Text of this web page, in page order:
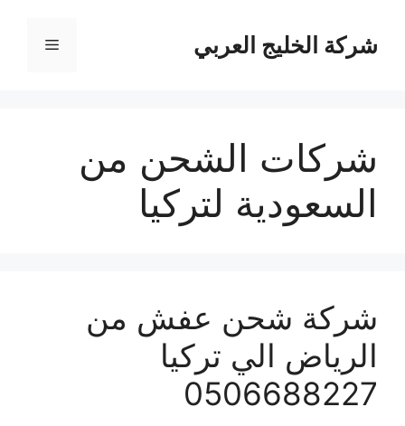
المحتوىشركة الخليج العربي القائمة
شركات الشحن من
السعودية لتركيا
شركة شحن عفش من
الرياض الي تركيا
0506688227